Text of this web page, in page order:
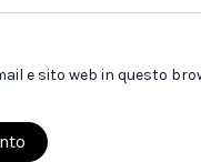
e sito web in questo